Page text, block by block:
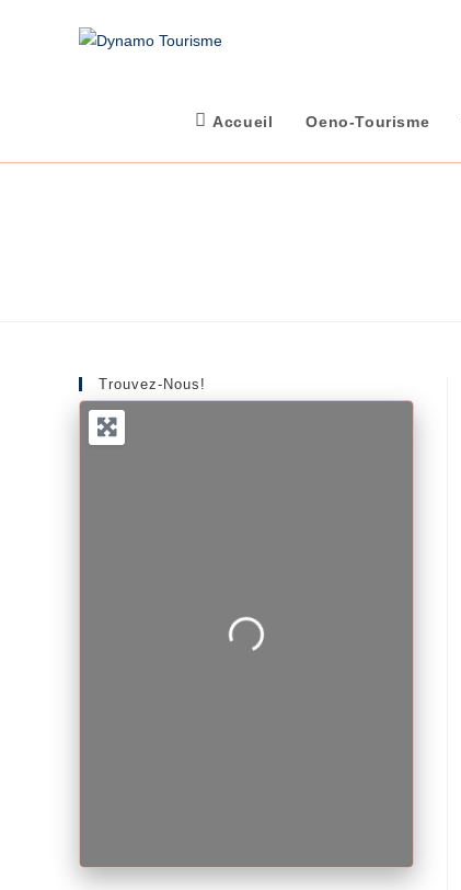
Accueil Oeno-Tourisme
Trouvez-Nous!
Loading...